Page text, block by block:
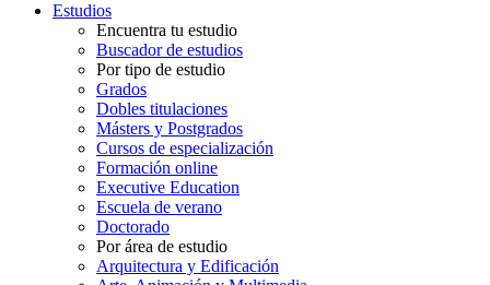
Estudios
Encuentra tu estudio
Buscador de estudios
Por tipo de estudio
Grados
Dobles titulaciones
Másters y Postgrados
Cursos de especialización
Formación online
Executive Education
Escuela de verano
Doctorado
Por área de estudio
Arquitectura y Edificación